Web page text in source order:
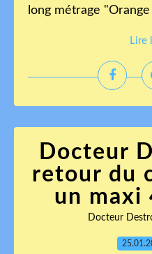
long métrage
Lire
Docteur
retour du
un maxi
Docteur